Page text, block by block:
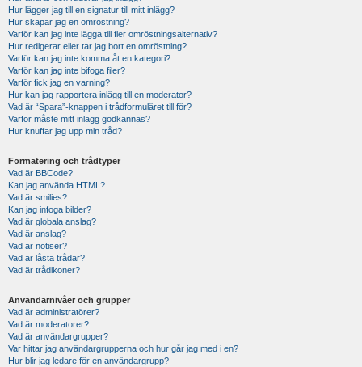
Hur lägger jag till en signatur till mitt inlägg?
Hur skapar jag en omröstning?
Varför kan jag inte lägga till fler omröstningsalternativ?
Hur redigerar eller tar jag bort en omröstning?
Varför kan jag inte komma åt en kategori?
Varför kan jag inte bifoga filer?
Varför fick jag en varning?
Hur kan jag rapportera inlägg till en moderator?
Vad är “Spara”-knappen i trådformuläret till för?
Varför måste mitt inlägg godkännas?
Hur knuffar jag upp min tråd?
Formatering och trådtyper
Vad är BBCode?
Kan jag använda HTML?
Vad är smilies?
Kan jag infoga bilder?
Vad är globala anslag?
Vad är anslag?
Vad är notiser?
Vad är låsta trådar?
Vad är trådikoner?
Användarnivåer och grupper
Vad är administratörer?
Vad är moderatorer?
Vad är användargrupper?
Var hittar jag användargrupperna och hur går jag med i en?
Hur blir jag ledare för en användargrupp?